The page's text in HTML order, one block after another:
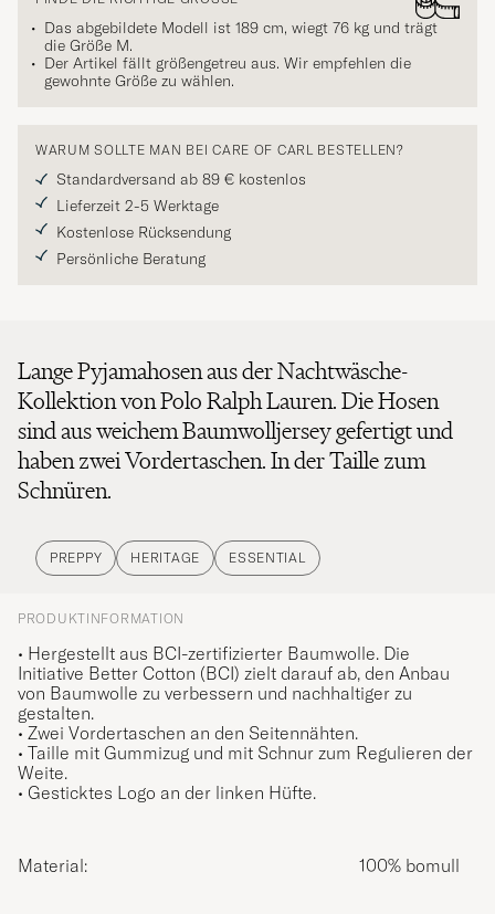
Das abgebildete Modell ist 189 cm, wiegt 76 kg und trägt
die Größe M.
Der Artikel fällt größengetreu aus. Wir empfehlen die
gewohnte Größe zu wählen.
WARUM SOLLTE MAN BEI CARE OF CARL BESTELLEN?
Standardversand ab 89 € kostenlos
Lieferzeit 2-5 Werktage
Kostenlose Rücksendung
Persönliche Beratung
Lange Pyjamahosen aus der Nachtwäsche-
Kollektion von Polo Ralph Lauren. Die Hosen
sind aus weichem Baumwolljersey gefertigt und
haben zwei Vordertaschen. In der Taille zum
Schnüren.
PREPPY HERITAGE ESSENTIAL
PRODUKTINFORMATION
• Hergestellt aus BCI-zertifizierter Baumwolle. Die
Initiative Better Cotton (BCI) zielt darauf ab, den Anbau
von Baumwolle zu verbessern und nachhaltiger zu
gestalten.
• Zwei Vordertaschen an den Seitennähten.
• Taille mit Gummizug und mit Schnur zum Regulieren der
Weite.
• Gesticktes Logo an der linken Hüfte.
Material: 100% bomull